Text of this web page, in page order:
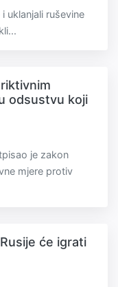
uklanjali ruševine
odsustvu koji
je zakon
mjere protiv
će igrati